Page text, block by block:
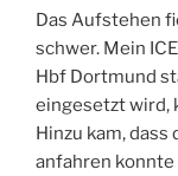
Das Aufstehen
schwer. Mein
Hbf Dortmund
eingesetzt wird,
Hinzu kam,
anfahren